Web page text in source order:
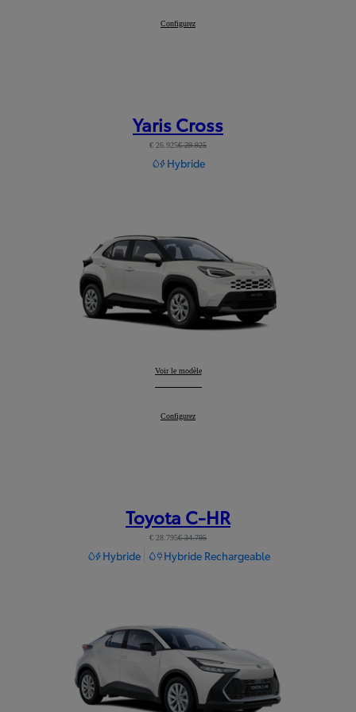
YARIS:
Configurez
Yaris Cross
€ 26.925€ 29.925
Hybride
Yaris Cross:
Voir le modèle
Yaris Cross
Configurez
Toyota C-HR
€ 28.795€ 34.795
Hybride Hybride Rechargeable